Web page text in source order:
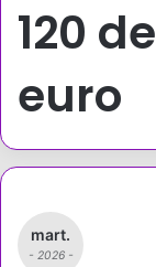
120
euro
mart.
- 2026 -